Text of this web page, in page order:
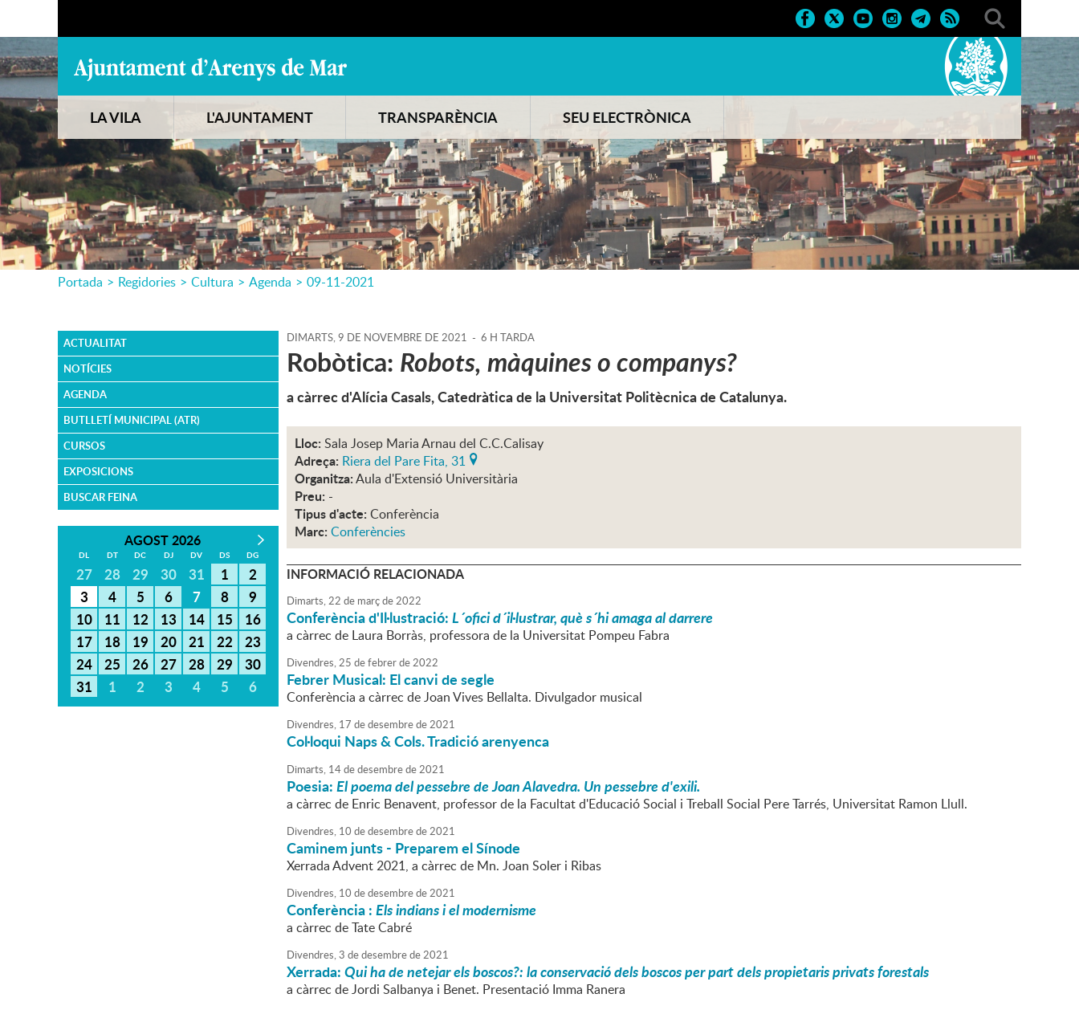
LA VILA L'AJUNTAMENT TRANSPARÈNCIA SEU ELECTRÒNICA
Portada > Regidories > Cultura > Agenda > 09-11-2021
ACTUALITAT
NOTÍCIES
AGENDA
BUTLLETÍ MUNICIPAL (ATR)
CURSOS
EXPOSICIONS
BUSCAR FEINA
AGOST 2026
DL DT DC DJ DV DS DG
27 28 29 30 31 1
2
3
4 5 6 7 8
9
10
11 12 13 14 15
16
17
18 19 20 21 22
23
24
25 26 27 28 29
30
31
1 2 3 4 5 6
DIMARTS,9 DE NOVEMBRE DE 2021 - 6 H TARDA
Robòtica: Robots, màquines o companys?
a càrrec d'Alícia Casals, Catedràtica de la Universitat Politècnica de Catalunya.
Lloc: Sala Josep Maria Arnau del C.C.Calisay
Adreça: Riera del Pare Fita, 31
Organitza:Aula d'Extensió Universitària
Preu: -
Tipus d'acte: Conferència
Marc: Conferències
INFORMACIÓ RELACIONADA
Dimarts,22 de marçde2022
Conferència d'Il·lustració:L´ofici d´il·lustrar, què s´hi amaga al darrere
a càrrec de Laura Borràs, professora de la Universitat Pompeu Fabra
Divendres,25 defebrerde2022
Febrer Musical: El canvi de segle
Conferència a càrrec de Joan Vives Bellalta. Divulgador musical
Divendres, 17 dedesembrede2021
Col·loqui Naps & Cols. Tradició arenyenca
Dimarts, 14dedesembrede2021
Poesia:El poema del pessebre de Joan Alavedra. Un pessebre d'exili.
a càrrec de Enric Benavent, professor de la Facultat d'Educació Social i Treball Social Pere Tarrés, Universitat Ramon Llull.
Divendres, 10 dedesembrede2021
Caminem junts - Preparem el Sínode
Xerrada Advent 2021, a càrrec de Mn. Joan Soler i Ribas
Divendres, 10 dedesembrede2021
Conferència :Els indians i el modernisme
a càrrec de Tate Cabré
Divendres,3 dedesembrede2021
Xerrada:Qui ha de netejar els boscos?: la conservació dels boscos per part dels propietaris privats forestals
a càrrec de Jordi Salbanya i Benet. Presentació Imma Ranera